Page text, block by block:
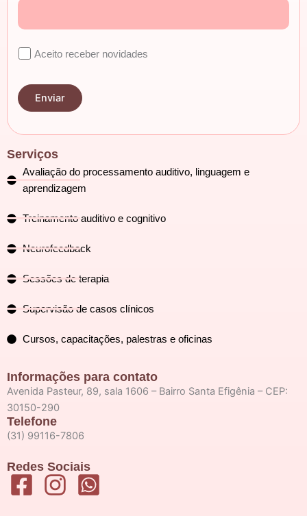
Aceito receber novidades
Serviços
Avaliação do processamento auditivo, linguagem e
aprendizagem
Treinamento auditivo e cognitivo
Neurofeedback
Sessões de terapia
Supervisão de casos clínicos
Cursos, capacitações, palestras e oficinas
Informações para contato
Avenida Pasteur, 89, sala 1606 – Bairro Santa Efigênia – CEP:
30150-290
Telefone
(31) 99116-7806
Redes Sociais